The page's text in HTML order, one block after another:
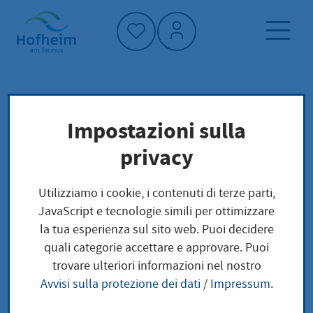
Home"
Pagina iniziale
Trova servizi
Preoccupazioni locali
Verkehrszeichen und Verkehrseinrichtungen
Verkehrszeichen und
Verkehrseinrichtunge
Impostazioni sulla
privacy
Utilizziamo i cookie, i contenuti di terze parti,
JavaScript e tecnologie simili per ottimizzare
la tua esperienza sul sito web. Puoi decidere
quali categorie accettare e approvare. Puoi
trovare ulteriori informazioni nel nostro
Avvisi sulla protezione dei dati/ Impressum.